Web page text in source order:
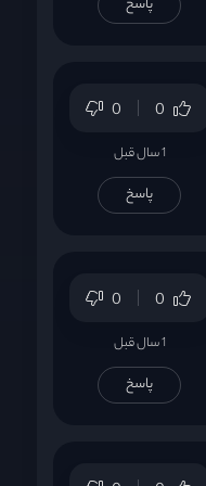
پاسخ
0 0
1 سال قبل
پاسخ
0 0
1 سال قبل
پاسخ